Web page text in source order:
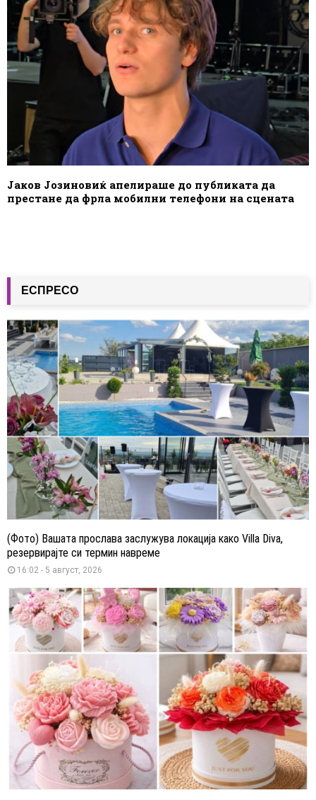
Јаков Јозиновиќ апелираше до публиката да
престане да фрла мобилни телефони на сцената
ЕСПРЕСО
(Фото) Вашата прослава заслужува локација како Villa Diva,
резервирајте си термин навреме
16:02 - 5 август, 2026